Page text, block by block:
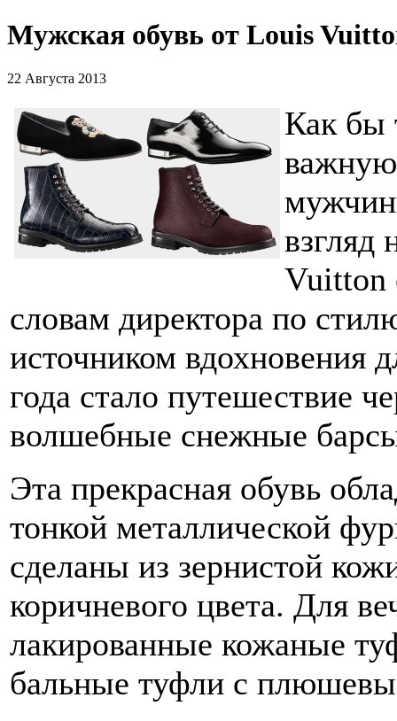
Мужская обувь от Louis
22 Августа 2013
Как бы
взгляд
Vuitton
словам директора по
источником вдохновения
года стало путешествие
волшебные снежные
Эта прекрасная обувь
тонкой металлической
сделаны из зернистой
коричневого цвета. Для
лакированные кожаные
бальные туфли с